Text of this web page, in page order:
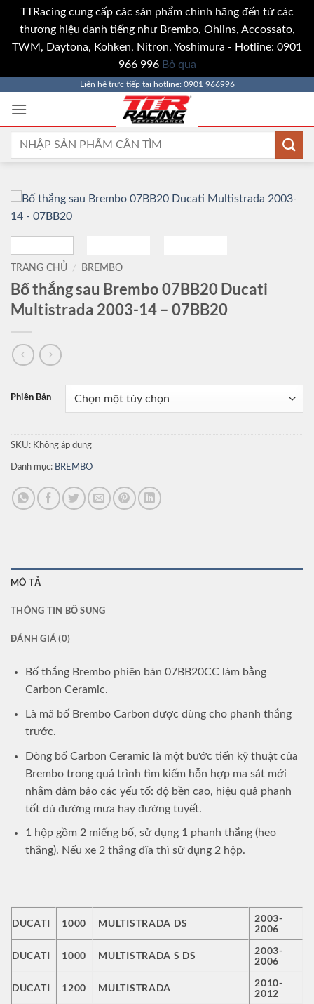
TTRacing cung cấp các sản phẩm chính hãng đến từ các
thương hiệu danh tiếng như Brembo, Ohlins, Accossato,
TWM, Daytona, Kohken, Nitron, Yoshimura - Hotline: 0901
966 996 Bỏ qua
qua
Liên hệ trực tiếp tại hotline: 0901 966996
Tìm
TRANG CHỦ / BREMBO
Bố thắng sau Brembo 07BB20 Ducati
Multistrada 2003-14 – 07BB20
Phiên Bản
SKU: Không áp dụng
Danh mục: BREMBO
MÔ TẢ
THÔNG TIN BỔ SUNG
ĐÁNH GIÁ (0)
Bố thắng Brembo phiên bản 07BB20CC làm bằng
Carbon Ceramic.
Là mã bố Brembo Carbon được dùng cho phanh thắng
trước.
Dòng bố Carbon Ceramic là một bước tiến kỹ thuật của
Brembo trong quá trình tìm kiếm hỗn hợp ma sát mới
nhằm đảm bảo các yếu tố: độ bền cao, hiệu quả phanh
tốt dù đường mưa hay đường tuyết.
1 hộp gồm 2 miếng bố, sử dụng 1 phanh thắng (heo
thắng). Nếu xe 2 thắng đĩa thì sử dụng 2 hộp.
DUCATI 1000 MULTISTRADA DS
2003-
2006
DUCATI 1000 MULTISTRADA S DS
2003-
2006
DUCATI 1200 MULTISTRADA
2010-
2012